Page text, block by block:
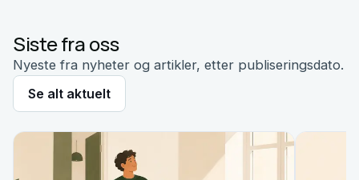
Siste fra oss
Nyeste fra nyheter og artikler, etter publiseringsdato.
Se alt aktuelt